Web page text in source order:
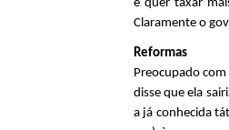
ó
r
c
p
a
l
e quer taxar
Claramente o
Reformas
Preocupado
disse que ela
a já conhecida